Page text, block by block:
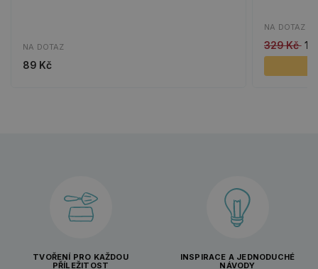
NA DOTAZ
89 Kč
NA DOTAZ
329 Kč
TVOŘENÍ PRO KAŽDOU
PŘÍLEŽITOST
INSPIRACE A JEDNODUCHÉ
NÁVODY